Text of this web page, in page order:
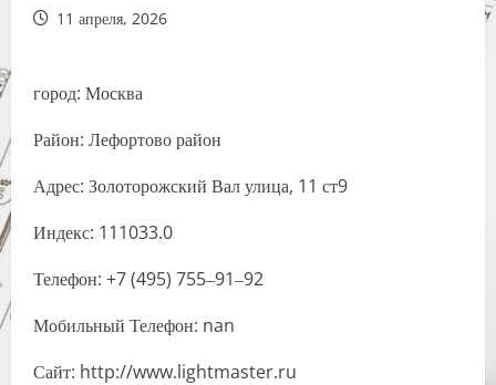
11 апреля, 2026
город: Москва
Район: Лефортово район
Адрес: Золоторожский Вал улица, 11 ст9
Индекс: 111033.0
Телефон: +7 (495) 755‒91‒92
Мобильный Телефон: nan
Сайт: http://www.lightmaster.ru